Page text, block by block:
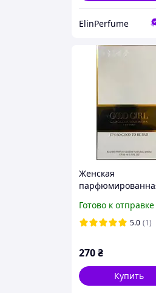
ElinPerfume
Женская
Good Girl White
(Каролина
Готово к отправке
5.0 (1)
270₴
Купить